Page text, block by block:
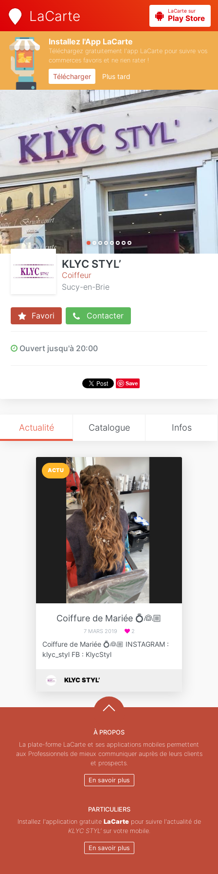
LaCarte LaCarte sur
Play Store
Installez l'App LaCarte
Téléchargez gratuitement l'app LaCarte pour suivre vos
commerces favoris et ne rien rater !
Télécharger Plus tard
KLYC STYL’
Coiffeur
Sucy-en-Brie
Favori Contacter
Ouvert jusqu'à 20:00
Save
Actualité Catalogue Infos
ACTU
Coiffure de Mariée 💍👰🏼
7 MARS 2019 2
Coiffure de Mariée 💍👰🏼 INSTAGRAM :
klyc_styl FB : KlycStyl
KLYC STYL’
À PROPOS
La plate-forme LaCarte et ses applications mobiles permettent
aux Professionnels de mieux communiquer auprès de leurs clients
et prospects.
En savoir plus
PARTICULIERS
Installez l'application gratuite LaCartepour suivre l'actualité de
KLYC STYL’sur votre mobile.
En savoir plus